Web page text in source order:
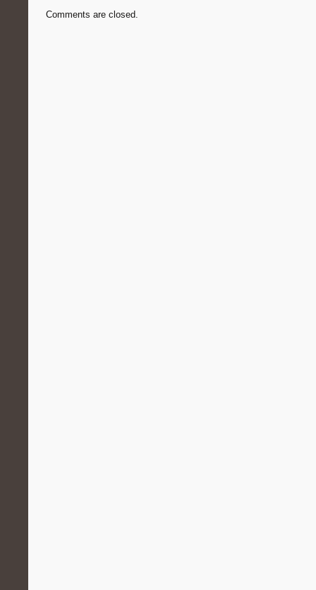
Comments are closed.